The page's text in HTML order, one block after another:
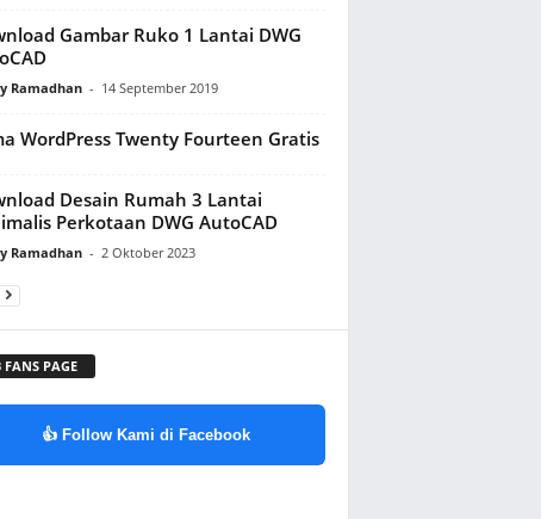
Gambar Ruko 1 Lantai DWG
Ramadhan - 14 September 2019
WordPress Twenty Fourteen Gratis
Desain Rumah 3 Lantai
Perkotaan DWG AutoCAD
Ramadhan - 2 Oktober 2023
FANS PAGE
👍 Follow Kami di Facebook